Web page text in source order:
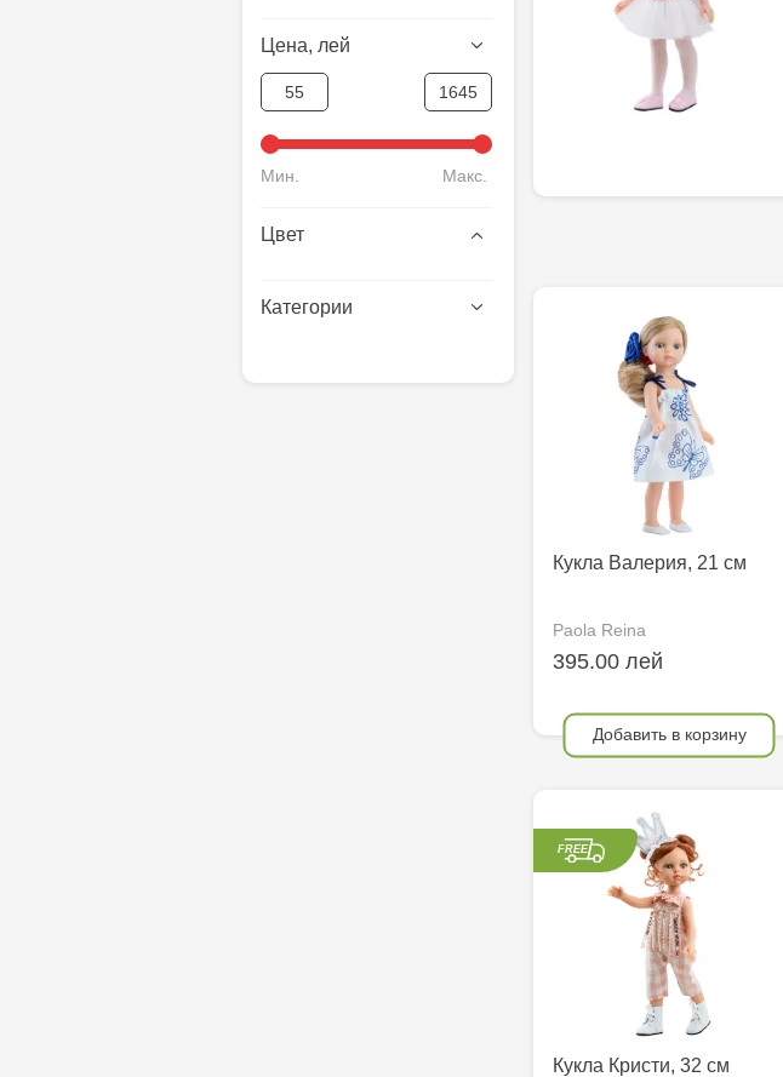
Цена, лей
Мин. Макс.
Цвет
Категории
Кукла Валерия, 21 см
Paola Reina
395.00 лей
Добавить в корзину
Кукла Кристи, 32 см